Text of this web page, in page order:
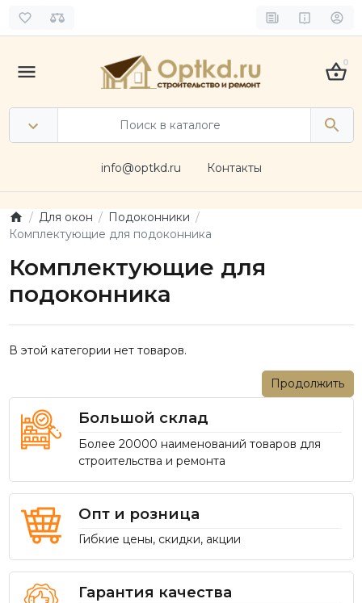
0
info@optkd.ru Контакты
Для окон
Подоконники
Комплектующие для подоконника
Комплектующие для
подоконника
В этой категории нет товаров.
Продолжить
Большой склад
Более 20000 наименований товаров для
строительства и ремонта
Опт и розница
Гибкие цены, скидки, акции
Гарантия качества